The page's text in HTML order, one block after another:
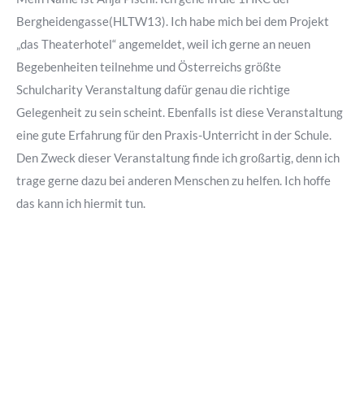
Bergheidengasse(HLTW13). Ich habe mich bei dem Projekt
„das Theaterhotel“ angemeldet, weil ich gerne an neuen
Begebenheiten teilnehme und Österreichs größte
Schulcharity Veranstaltung dafür genau die richtige
Gelegenheit zu sein scheint. Ebenfalls ist diese Veranstaltung
eine gute Erfahrung für den Praxis-Unterricht in der Schule.
Den Zweck dieser Veranstaltung finde ich großartig, denn ich
trage gerne dazu bei anderen Menschen zu helfen. Ich hoffe
das kann ich hiermit tun.